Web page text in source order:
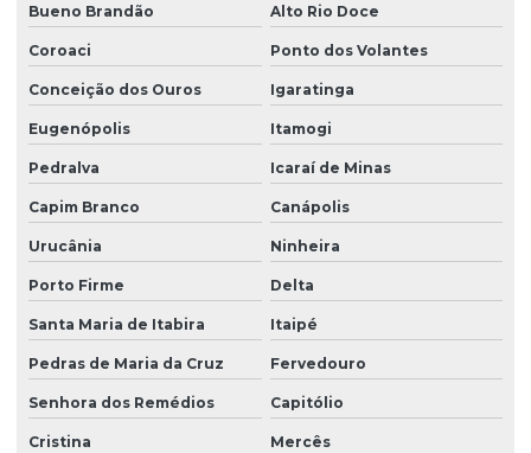
Bueno Brandão Alto Rio Doce
Coroaci Ponto dos Volantes
Conceição dos Ouros Igaratinga
Eugenópolis Itamogi
Pedralva Icaraí de Minas
Capim Branco Canápolis
Urucânia Ninheira
Porto Firme Delta
Santa Maria de Itabira Itaipé
Pedras de Maria da Cruz Fervedouro
Senhora dos Remédios Capitólio
Cristina Mercês